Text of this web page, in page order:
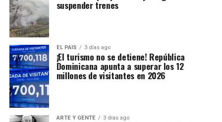
suspender trenes
EL PAIS 3 días ago
¡El turismo no se detiene! República
Dominicana apunta a superar los 12
millones de visitantes en 2026
ARTE Y GENTE 3 días ago